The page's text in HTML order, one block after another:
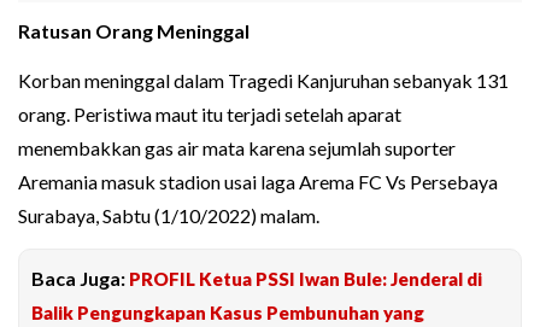
Ratusan Orang Meninggal
Korban meninggal dalam Tragedi Kanjuruhan sebanyak 131
orang. Peristiwa maut itu terjadi setelah aparat
menembakkan gas air mata karena sejumlah suporter
Aremania masuk stadion usai laga Arema FC Vs Persebaya
Surabaya, Sabtu (1/10/2022) malam.
Baca Juga: PROFIL Ketua PSSI Iwan Bule: Jenderal di
Balik Pengungkapan Kasus Pembunuhan yang